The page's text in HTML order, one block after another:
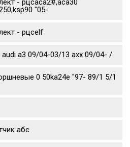
- рцсaca2#,aca30
"05-
- рцсelf
a3 09/04-03/13 axx 09/04- /
0 50ka24e "97- 89/1 5/1
абс